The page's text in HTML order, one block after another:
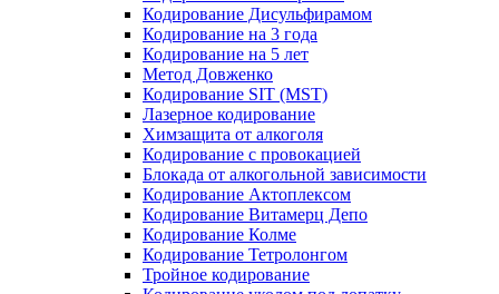
Кодирование Дисульфирамом
Кодирование на 3 года
Кодирование на 5 лет
Метод Довженко
Кодирование SIT (MST)
Лазерное кодирование
Химзащита от алкоголя
Кодирование с провокацией
Блокада от алкогольной зависимости
Кодирование Актоплексом
Кодирование Витамерц Депо
Кодирование Колме
Кодирование Тетролонгом
Тройное кодирование